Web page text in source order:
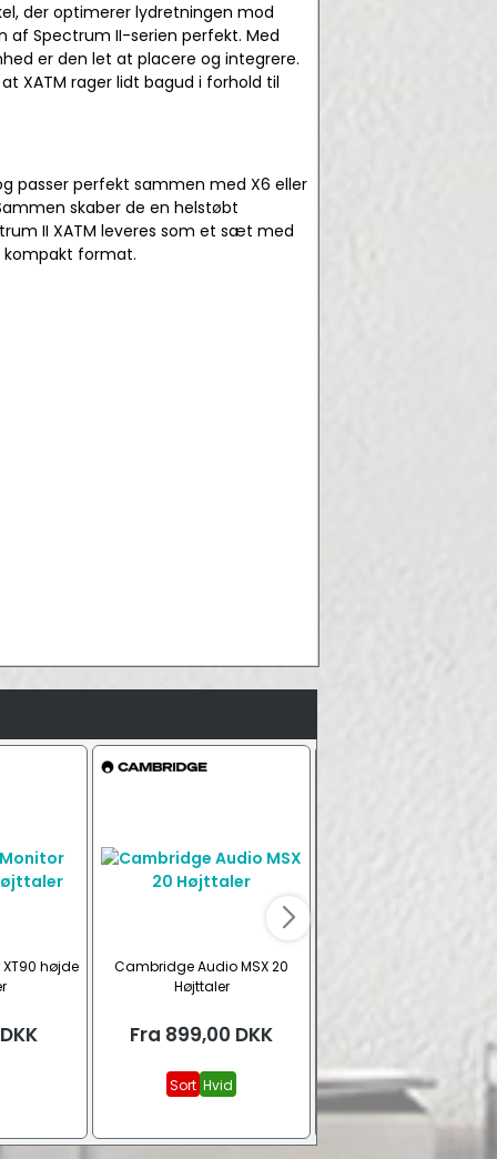
der optimerer lydretningen mod
af Spectrum II-serien perfekt. Med
er den let at placere og integrere.
XATM rager lidt bagud i forhold til
passer perfekt sammen med X6 eller
skaber de en helstøbt
II XATM leveres som et sæt med
kompakt format.
højde
DKK
Cambridge Audio MSX 20
Højttaler
Fra 899,00 DKK
Sort Hvid
DKK
Sort Hvid